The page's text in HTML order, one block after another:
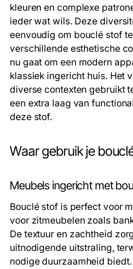
kleuren en complexe
ieder wat wils. Deze
eenvoudig om bouclé stof
verschillende esthetische
nu gaat om een modern
klassiek ingericht huis. Het
diverse contexten gebruikt
een extra laag van
deze stof.
Waar gebruik je
Meubels ingericht met
Bouclé stof is perfect voor
voor zitmeubelen zoals
De textuur en zachtheid
uitnodigende uitstraling,
nodige duurzaamheid